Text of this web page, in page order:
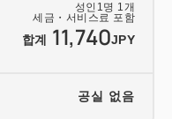
성인 1명 1개
세금・서비스료 포함
합계 11,740JPY
공실 없음